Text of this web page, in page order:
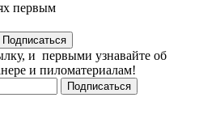
первым
и первыми узнавайте об
и пиломатериалам!